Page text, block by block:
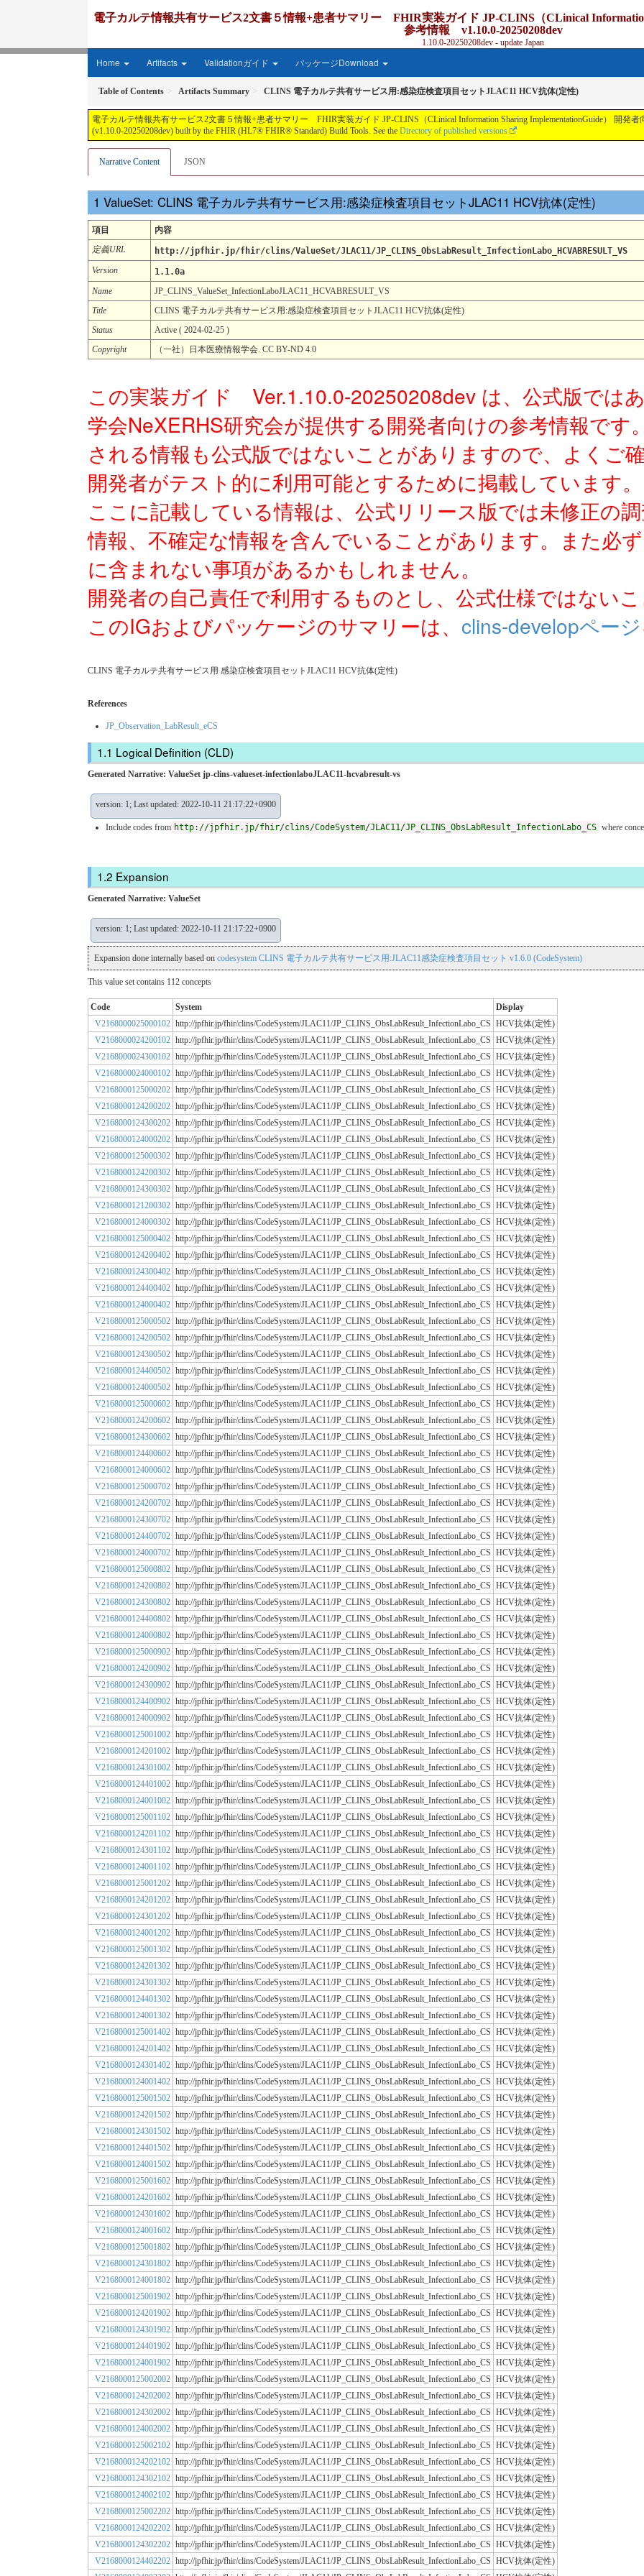
電子カルテ情報共有サービス2文書５情報+患者サマリー FHIR実装ガイド JP-CLINS（CLinical
参考情報 v1.10.0-20250208dev
1.10.0-20250208dev - update Japan
Home Artifacts Validationガイド パッケージDownload
Table of Contents Artifacts Summary CLINS 電子カルテ共有サービス用:感染症検査項目セットJLAC11 HCV抗体(定性)
電子カルテ情報共有サービス2文書５情報+患者サマリー FHIR実装ガイド JP-CLINS（CLinical Information Sharing ImplementationGuide） 開発者
(v1.10.0-20250208dev) built by the FHIR (HL7® FHIR® Standard) Build Tools. See the Directory of published versions
Narrative Content JSON
ValueSet: CLINS 電子カルテ共有サービス用:感染症検査項目セットJLAC11 HCV抗体(定性)
項目
内容
定義URL
http://jpfhir.jp/fhir/clins/ValueSet/JLAC11/JP_CLINS_ObsLabResult_InfectionLabo_HCVABRESULT_VS
Version
1.1.0a
Name
JP_CLINS_ValueSet_InfectionLaboJLAC11_HCVABRESULT_VS
Title
CLINS 電子カルテ共有サービス用:感染症検査項目セットJLAC11 HCV抗体(定性)
Status
Active ( 2024-02-25 )
Copyright
（一社）日本医療情報学会. CC BY-ND 4.0
この実装ガイド Ver.1.10.0-20250208dev は、公式版では
学会NeXERHS研究会が提供する開発者向けの参考情報です
される情報も公式版ではないことがありますので、よくご確
開発者がテスト的に利用可能とするために掲載しています。
ここに記載している情報は、公式リリース版では未修正の
情報、不確定な情報を含んでいることがあります。また必
に含まれない事項があるかもしれません。
開発者の自己責任で利用するものとし、公式仕様ではないこ
このIGおよびパッケージのサマリーは、 clins-developページ
CLINS 電子カルテ共有サービス用 感染症検査項目セットJLAC11 HCV抗体(定性)
References
JP_Observation_LabResult_eCS
Logical Definition (CLD)
Generated Narrative: ValueSet jp-clins-valueset-infectionlaboJLAC11-hcvabresult-vs
version: 1; Last updated: 2022-10-11 21:17:22+0900
Include codes from http://jpfhir.jp/fhir/clins/CodeSystem/JLAC11/JP_CLINS_ObsLabResult_InfectionLabo_CS where
Expansion
Generated Narrative: ValueSet
version: 1; Last updated: 2022-10-11 21:17:22+0900
Expansion done internally based on codesystem CLINS 電子カルテ共有サービス用:JLAC11感染症検査項目セット v1.6.0 (CodeSystem)
This value set contains 112 concepts
Code System
Display
V2168000025000102 http://jpfhir.jp/fhir/clins/CodeSystem/JLAC11/JP_CLINS_ObsLabResult_InfectionLabo_CS HCV抗体(定性)
V2168000024200102 http://jpfhir.jp/fhir/clins/CodeSystem/JLAC11/JP_CLINS_ObsLabResult_InfectionLabo_CS HCV抗体(定性)
V2168000024300102 http://jpfhir.jp/fhir/clins/CodeSystem/JLAC11/JP_CLINS_ObsLabResult_InfectionLabo_CS HCV抗体(定性)
V2168000024000102 http://jpfhir.jp/fhir/clins/CodeSystem/JLAC11/JP_CLINS_ObsLabResult_InfectionLabo_CS HCV抗体(定性)
V2168000125000202 http://jpfhir.jp/fhir/clins/CodeSystem/JLAC11/JP_CLINS_ObsLabResult_InfectionLabo_CS HCV抗体(定性)
V2168000124200202 http://jpfhir.jp/fhir/clins/CodeSystem/JLAC11/JP_CLINS_ObsLabResult_InfectionLabo_CS HCV抗体(定性)
V2168000124300202 http://jpfhir.jp/fhir/clins/CodeSystem/JLAC11/JP_CLINS_ObsLabResult_InfectionLabo_CS HCV抗体(定性)
V2168000124000202 http://jpfhir.jp/fhir/clins/CodeSystem/JLAC11/JP_CLINS_ObsLabResult_InfectionLabo_CS HCV抗体(定性)
V2168000125000302 http://jpfhir.jp/fhir/clins/CodeSystem/JLAC11/JP_CLINS_ObsLabResult_InfectionLabo_CS HCV抗体(定性)
V2168000124200302 http://jpfhir.jp/fhir/clins/CodeSystem/JLAC11/JP_CLINS_ObsLabResult_InfectionLabo_CS HCV抗体(定性)
V2168000124300302 http://jpfhir.jp/fhir/clins/CodeSystem/JLAC11/JP_CLINS_ObsLabResult_InfectionLabo_CS HCV抗体(定性)
V2168000121200302 http://jpfhir.jp/fhir/clins/CodeSystem/JLAC11/JP_CLINS_ObsLabResult_InfectionLabo_CS HCV抗体(定性)
V2168000124000302 http://jpfhir.jp/fhir/clins/CodeSystem/JLAC11/JP_CLINS_ObsLabResult_InfectionLabo_CS HCV抗体(定性)
V2168000125000402 http://jpfhir.jp/fhir/clins/CodeSystem/JLAC11/JP_CLINS_ObsLabResult_InfectionLabo_CS HCV抗体(定性)
V2168000124200402 http://jpfhir.jp/fhir/clins/CodeSystem/JLAC11/JP_CLINS_ObsLabResult_InfectionLabo_CS HCV抗体(定性)
V2168000124300402 http://jpfhir.jp/fhir/clins/CodeSystem/JLAC11/JP_CLINS_ObsLabResult_InfectionLabo_CS HCV抗体(定性)
V2168000124400402 http://jpfhir.jp/fhir/clins/CodeSystem/JLAC11/JP_CLINS_ObsLabResult_InfectionLabo_CS HCV抗体(定性)
V2168000124000402 http://jpfhir.jp/fhir/clins/CodeSystem/JLAC11/JP_CLINS_ObsLabResult_InfectionLabo_CS HCV抗体(定性)
V2168000125000502 http://jpfhir.jp/fhir/clins/CodeSystem/JLAC11/JP_CLINS_ObsLabResult_InfectionLabo_CS HCV抗体(定性)
V2168000124200502 http://jpfhir.jp/fhir/clins/CodeSystem/JLAC11/JP_CLINS_ObsLabResult_InfectionLabo_CS HCV抗体(定性)
V2168000124300502 http://jpfhir.jp/fhir/clins/CodeSystem/JLAC11/JP_CLINS_ObsLabResult_InfectionLabo_CS HCV抗体(定性)
V2168000124400502 http://jpfhir.jp/fhir/clins/CodeSystem/JLAC11/JP_CLINS_ObsLabResult_InfectionLabo_CS HCV抗体(定性)
V2168000124000502 http://jpfhir.jp/fhir/clins/CodeSystem/JLAC11/JP_CLINS_ObsLabResult_InfectionLabo_CS HCV抗体(定性)
V2168000125000602 http://jpfhir.jp/fhir/clins/CodeSystem/JLAC11/JP_CLINS_ObsLabResult_InfectionLabo_CS HCV抗体(定性)
V2168000124200602 http://jpfhir.jp/fhir/clins/CodeSystem/JLAC11/JP_CLINS_ObsLabResult_InfectionLabo_CS HCV抗体(定性)
V2168000124300602 http://jpfhir.jp/fhir/clins/CodeSystem/JLAC11/JP_CLINS_ObsLabResult_InfectionLabo_CS HCV抗体(定性)
V2168000124400602 http://jpfhir.jp/fhir/clins/CodeSystem/JLAC11/JP_CLINS_ObsLabResult_InfectionLabo_CS HCV抗体(定性)
V2168000124000602 http://jpfhir.jp/fhir/clins/CodeSystem/JLAC11/JP_CLINS_ObsLabResult_InfectionLabo_CS HCV抗体(定性)
V2168000125000702 http://jpfhir.jp/fhir/clins/CodeSystem/JLAC11/JP_CLINS_ObsLabResult_InfectionLabo_CS HCV抗体(定性)
V2168000124200702 http://jpfhir.jp/fhir/clins/CodeSystem/JLAC11/JP_CLINS_ObsLabResult_InfectionLabo_CS HCV抗体(定性)
V2168000124300702 http://jpfhir.jp/fhir/clins/CodeSystem/JLAC11/JP_CLINS_ObsLabResult_InfectionLabo_CS HCV抗体(定性)
V2168000124400702 http://jpfhir.jp/fhir/clins/CodeSystem/JLAC11/JP_CLINS_ObsLabResult_InfectionLabo_CS HCV抗体(定性)
V2168000124000702 http://jpfhir.jp/fhir/clins/CodeSystem/JLAC11/JP_CLINS_ObsLabResult_InfectionLabo_CS HCV抗体(定性)
V2168000125000802 http://jpfhir.jp/fhir/clins/CodeSystem/JLAC11/JP_CLINS_ObsLabResult_InfectionLabo_CS HCV抗体(定性)
V2168000124200802 http://jpfhir.jp/fhir/clins/CodeSystem/JLAC11/JP_CLINS_ObsLabResult_InfectionLabo_CS HCV抗体(定性)
V2168000124300802 http://jpfhir.jp/fhir/clins/CodeSystem/JLAC11/JP_CLINS_ObsLabResult_InfectionLabo_CS HCV抗体(定性)
V2168000124400802 http://jpfhir.jp/fhir/clins/CodeSystem/JLAC11/JP_CLINS_ObsLabResult_InfectionLabo_CS HCV抗体(定性)
V2168000124000802 http://jpfhir.jp/fhir/clins/CodeSystem/JLAC11/JP_CLINS_ObsLabResult_InfectionLabo_CS HCV抗体(定性)
V2168000125000902 http://jpfhir.jp/fhir/clins/CodeSystem/JLAC11/JP_CLINS_ObsLabResult_InfectionLabo_CS HCV抗体(定性)
V2168000124200902 http://jpfhir.jp/fhir/clins/CodeSystem/JLAC11/JP_CLINS_ObsLabResult_InfectionLabo_CS HCV抗体(定性)
V2168000124300902 http://jpfhir.jp/fhir/clins/CodeSystem/JLAC11/JP_CLINS_ObsLabResult_InfectionLabo_CS HCV抗体(定性)
V2168000124400902 http://jpfhir.jp/fhir/clins/CodeSystem/JLAC11/JP_CLINS_ObsLabResult_InfectionLabo_CS HCV抗体(定性)
V2168000124000902 http://jpfhir.jp/fhir/clins/CodeSystem/JLAC11/JP_CLINS_ObsLabResult_InfectionLabo_CS HCV抗体(定性)
V2168000125001002 http://jpfhir.jp/fhir/clins/CodeSystem/JLAC11/JP_CLINS_ObsLabResult_InfectionLabo_CS HCV抗体(定性)
V2168000124201002 http://jpfhir.jp/fhir/clins/CodeSystem/JLAC11/JP_CLINS_ObsLabResult_InfectionLabo_CS HCV抗体(定性)
V2168000124301002 http://jpfhir.jp/fhir/clins/CodeSystem/JLAC11/JP_CLINS_ObsLabResult_InfectionLabo_CS HCV抗体(定性)
V2168000124401002 http://jpfhir.jp/fhir/clins/CodeSystem/JLAC11/JP_CLINS_ObsLabResult_InfectionLabo_CS HCV抗体(定性)
V2168000124001002 http://jpfhir.jp/fhir/clins/CodeSystem/JLAC11/JP_CLINS_ObsLabResult_InfectionLabo_CS HCV抗体(定性)
V2168000125001102 http://jpfhir.jp/fhir/clins/CodeSystem/JLAC11/JP_CLINS_ObsLabResult_InfectionLabo_CS HCV抗体(定性)
V2168000124201102 http://jpfhir.jp/fhir/clins/CodeSystem/JLAC11/JP_CLINS_ObsLabResult_InfectionLabo_CS HCV抗体(定性)
V2168000124301102 http://jpfhir.jp/fhir/clins/CodeSystem/JLAC11/JP_CLINS_ObsLabResult_InfectionLabo_CS HCV抗体(定性)
V2168000124001102 http://jpfhir.jp/fhir/clins/CodeSystem/JLAC11/JP_CLINS_ObsLabResult_InfectionLabo_CS HCV抗体(定性)
V2168000125001202 http://jpfhir.jp/fhir/clins/CodeSystem/JLAC11/JP_CLINS_ObsLabResult_InfectionLabo_CS HCV抗体(定性)
V2168000124201202 http://jpfhir.jp/fhir/clins/CodeSystem/JLAC11/JP_CLINS_ObsLabResult_InfectionLabo_CS HCV抗体(定性)
V2168000124301202 http://jpfhir.jp/fhir/clins/CodeSystem/JLAC11/JP_CLINS_ObsLabResult_InfectionLabo_CS HCV抗体(定性)
V2168000124001202 http://jpfhir.jp/fhir/clins/CodeSystem/JLAC11/JP_CLINS_ObsLabResult_InfectionLabo_CS HCV抗体(定性)
V2168000125001302 http://jpfhir.jp/fhir/clins/CodeSystem/JLAC11/JP_CLINS_ObsLabResult_InfectionLabo_CS HCV抗体(定性)
V2168000124201302 http://jpfhir.jp/fhir/clins/CodeSystem/JLAC11/JP_CLINS_ObsLabResult_InfectionLabo_CS HCV抗体(定性)
V2168000124301302 http://jpfhir.jp/fhir/clins/CodeSystem/JLAC11/JP_CLINS_ObsLabResult_InfectionLabo_CS HCV抗体(定性)
V2168000124401302 http://jpfhir.jp/fhir/clins/CodeSystem/JLAC11/JP_CLINS_ObsLabResult_InfectionLabo_CS HCV抗体(定性)
V2168000124001302 http://jpfhir.jp/fhir/clins/CodeSystem/JLAC11/JP_CLINS_ObsLabResult_InfectionLabo_CS HCV抗体(定性)
V2168000125001402 http://jpfhir.jp/fhir/clins/CodeSystem/JLAC11/JP_CLINS_ObsLabResult_InfectionLabo_CS HCV抗体(定性)
V2168000124201402 http://jpfhir.jp/fhir/clins/CodeSystem/JLAC11/JP_CLINS_ObsLabResult_InfectionLabo_CS HCV抗体(定性)
V2168000124301402 http://jpfhir.jp/fhir/clins/CodeSystem/JLAC11/JP_CLINS_ObsLabResult_InfectionLabo_CS HCV抗体(定性)
V2168000124001402 http://jpfhir.jp/fhir/clins/CodeSystem/JLAC11/JP_CLINS_ObsLabResult_InfectionLabo_CS HCV抗体(定性)
V2168000125001502 http://jpfhir.jp/fhir/clins/CodeSystem/JLAC11/JP_CLINS_ObsLabResult_InfectionLabo_CS HCV抗体(定性)
V2168000124201502 http://jpfhir.jp/fhir/clins/CodeSystem/JLAC11/JP_CLINS_ObsLabResult_InfectionLabo_CS HCV抗体(定性)
V2168000124301502 http://jpfhir.jp/fhir/clins/CodeSystem/JLAC11/JP_CLINS_ObsLabResult_InfectionLabo_CS HCV抗体(定性)
V2168000124401502 http://jpfhir.jp/fhir/clins/CodeSystem/JLAC11/JP_CLINS_ObsLabResult_InfectionLabo_CS HCV抗体(定性)
V2168000124001502 http://jpfhir.jp/fhir/clins/CodeSystem/JLAC11/JP_CLINS_ObsLabResult_InfectionLabo_CS HCV抗体(定性)
V2168000125001602 http://jpfhir.jp/fhir/clins/CodeSystem/JLAC11/JP_CLINS_ObsLabResult_InfectionLabo_CS HCV抗体(定性)
V2168000124201602 http://jpfhir.jp/fhir/clins/CodeSystem/JLAC11/JP_CLINS_ObsLabResult_InfectionLabo_CS HCV抗体(定性)
V2168000124301602 http://jpfhir.jp/fhir/clins/CodeSystem/JLAC11/JP_CLINS_ObsLabResult_InfectionLabo_CS HCV抗体(定性)
V2168000124001602 http://jpfhir.jp/fhir/clins/CodeSystem/JLAC11/JP_CLINS_ObsLabResult_InfectionLabo_CS HCV抗体(定性)
V2168000125001802 http://jpfhir.jp/fhir/clins/CodeSystem/JLAC11/JP_CLINS_ObsLabResult_InfectionLabo_CS HCV抗体(定性)
V2168000124301802 http://jpfhir.jp/fhir/clins/CodeSystem/JLAC11/JP_CLINS_ObsLabResult_InfectionLabo_CS HCV抗体(定性)
V2168000124001802 http://jpfhir.jp/fhir/clins/CodeSystem/JLAC11/JP_CLINS_ObsLabResult_InfectionLabo_CS HCV抗体(定性)
V2168000125001902 http://jpfhir.jp/fhir/clins/CodeSystem/JLAC11/JP_CLINS_ObsLabResult_InfectionLabo_CS HCV抗体(定性)
V2168000124201902 http://jpfhir.jp/fhir/clins/CodeSystem/JLAC11/JP_CLINS_ObsLabResult_InfectionLabo_CS HCV抗体(定性)
V2168000124301902 http://jpfhir.jp/fhir/clins/CodeSystem/JLAC11/JP_CLINS_ObsLabResult_InfectionLabo_CS HCV抗体(定性)
V2168000124401902 http://jpfhir.jp/fhir/clins/CodeSystem/JLAC11/JP_CLINS_ObsLabResult_InfectionLabo_CS HCV抗体(定性)
V2168000124001902 http://jpfhir.jp/fhir/clins/CodeSystem/JLAC11/JP_CLINS_ObsLabResult_InfectionLabo_CS HCV抗体(定性)
V2168000125002002 http://jpfhir.jp/fhir/clins/CodeSystem/JLAC11/JP_CLINS_ObsLabResult_InfectionLabo_CS HCV抗体(定性)
V2168000124202002 http://jpfhir.jp/fhir/clins/CodeSystem/JLAC11/JP_CLINS_ObsLabResult_InfectionLabo_CS HCV抗体(定性)
V2168000124302002 http://jpfhir.jp/fhir/clins/CodeSystem/JLAC11/JP_CLINS_ObsLabResult_InfectionLabo_CS HCV抗体(定性)
V2168000124002002 http://jpfhir.jp/fhir/clins/CodeSystem/JLAC11/JP_CLINS_ObsLabResult_InfectionLabo_CS HCV抗体(定性)
V2168000125002102 http://jpfhir.jp/fhir/clins/CodeSystem/JLAC11/JP_CLINS_ObsLabResult_InfectionLabo_CS HCV抗体(定性)
V2168000124202102 http://jpfhir.jp/fhir/clins/CodeSystem/JLAC11/JP_CLINS_ObsLabResult_InfectionLabo_CS HCV抗体(定性)
V2168000124302102 http://jpfhir.jp/fhir/clins/CodeSystem/JLAC11/JP_CLINS_ObsLabResult_InfectionLabo_CS HCV抗体(定性)
V2168000124002102 http://jpfhir.jp/fhir/clins/CodeSystem/JLAC11/JP_CLINS_ObsLabResult_InfectionLabo_CS HCV抗体(定性)
V2168000125002202 http://jpfhir.jp/fhir/clins/CodeSystem/JLAC11/JP_CLINS_ObsLabResult_InfectionLabo_CS HCV抗体(定性)
V2168000124202202 http://jpfhir.jp/fhir/clins/CodeSystem/JLAC11/JP_CLINS_ObsLabResult_InfectionLabo_CS HCV抗体(定性)
V2168000124302202 http://jpfhir.jp/fhir/clins/CodeSystem/JLAC11/JP_CLINS_ObsLabResult_InfectionLabo_CS HCV抗体(定性)
V2168000124402202 http://jpfhir.jp/fhir/clins/CodeSystem/JLAC11/JP_CLINS_ObsLabResult_InfectionLabo_CS HCV抗体(定性)